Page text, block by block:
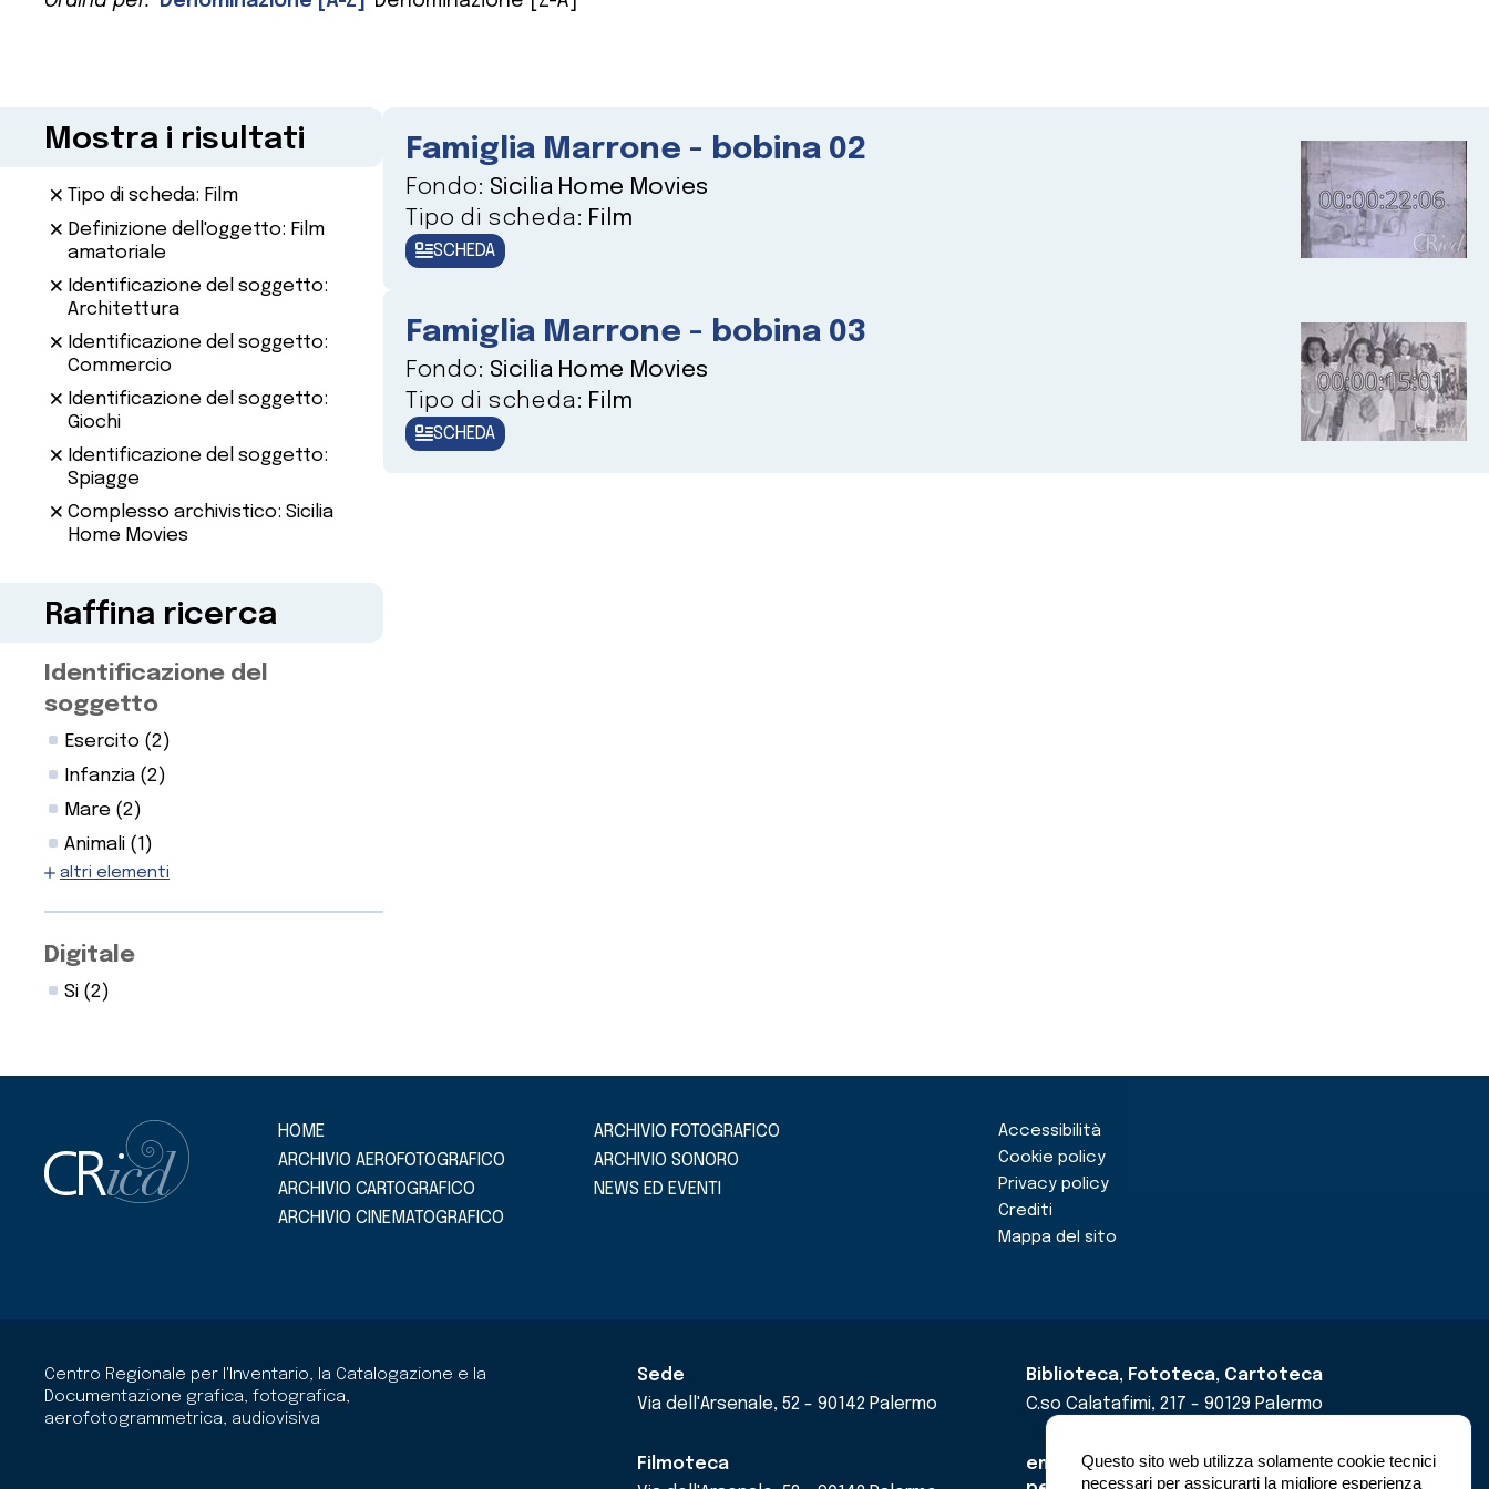
Questo sito web utilizza solamente cookie tecnici
necessari per assicurarti la migliore esperienza
Mostra i risultati
Tipo di scheda: Film
Definizione dell'oggetto: Film
amatoriale
Identificazione del soggetto:
Architettura
Identificazione del soggetto:
Commercio
Identificazione del soggetto:
Giochi
Identificazione del soggetto:
Spiagge
Complesso archivistico: Sicilia
Home Movies
Raffina ricerca
Identificazione del
soggetto
Esercito (2)
Infanzia (2)
Mare (2)
Animali (1)
altri elementi
Digitale
Si (2)
Famiglia Marrone - bobina 02
Fondo: Sicilia Home Movies
Tipo di scheda: Film
SCHEDA
Famiglia Marrone - bobina 03
Fondo: Sicilia Home Movies
Tipo di scheda: Film
SCHEDA
HOME
ARCHIVIO AEROFOTOGRAFICO
ARCHIVIO CARTOGRAFICO
ARCHIVIO CINEMATOGRAFICO
ARCHIVIO FOTOGRAFICO
ARCHIVIO SONORO
NEWS ED EVENTI
Accessibilità
Cookie policy
Privacy policy
Crediti
Mappa del sito
Centro Regionale per l'Inventario, la Catalogazione e la
Documentazione grafica, fotografica,
aerofotogrammetrica, audiovisiva
Sede
Via dell'Arsenale, 52 - 90142 Palermo
Biblioteca, Fototeca, Cartoteca
C.so Calatafimi, 217 - 90129 Palermo
Filmoteca
email
cricd@regione.sicilia.it